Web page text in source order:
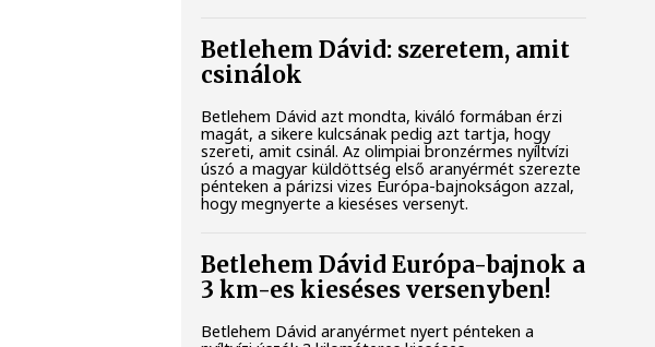
Betlehem Dávid: szeretem, amit
csinálok
Betlehem Dávid azt mondta, kiváló formában érzi
magát, a sikere kulcsának pedig azt tartja, hogy
szereti, amit csinál. Az olimpiai bronzérmes nyíltvízi
úszó a magyar küldöttség első aranyérmét szerezte
pénteken a párizsi vizes Európa-bajnokságon azzal,
hogy megnyerte a kieséses versenyt.
Betlehem Dávid Európa-bajnok a
3 km-es kieséses versenyben!
Betlehem Dávid aranyérmet nyert pénteken a